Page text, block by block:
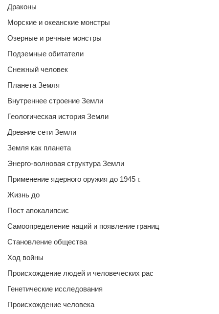
Драконы
Морские и океанские монстры
Озерные и речные монстры
Подземные обитатели
Снежный человек
Планета Земля
Внутреннее строение Земли
Геологическая история Земли
Древние сети Земли
Земля как планета
Энерго-волновая структура Земли
Применение ядерного оружия до 1945 г.
Жизнь до
Пост апокалипсис
Самоопределение наций и появление границ
Становление общества
Ход войны
Происхождение людей и человеческих рас
Генетические исследования
Происхождение человека